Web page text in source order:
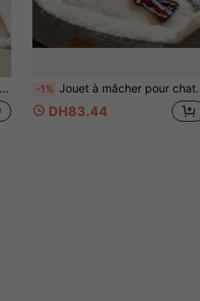
-1% Jouet à mâcher pour chat en matériau naturel tressé - Jouet durable pour le nettoyage des dents, convient aux chats d'intérieur, fournitures de jouets interactifs, sans batterie requise, aide à la santé dentaire | Matériau naturel tressé | Bâton durable, jouet interactif
DH83.44